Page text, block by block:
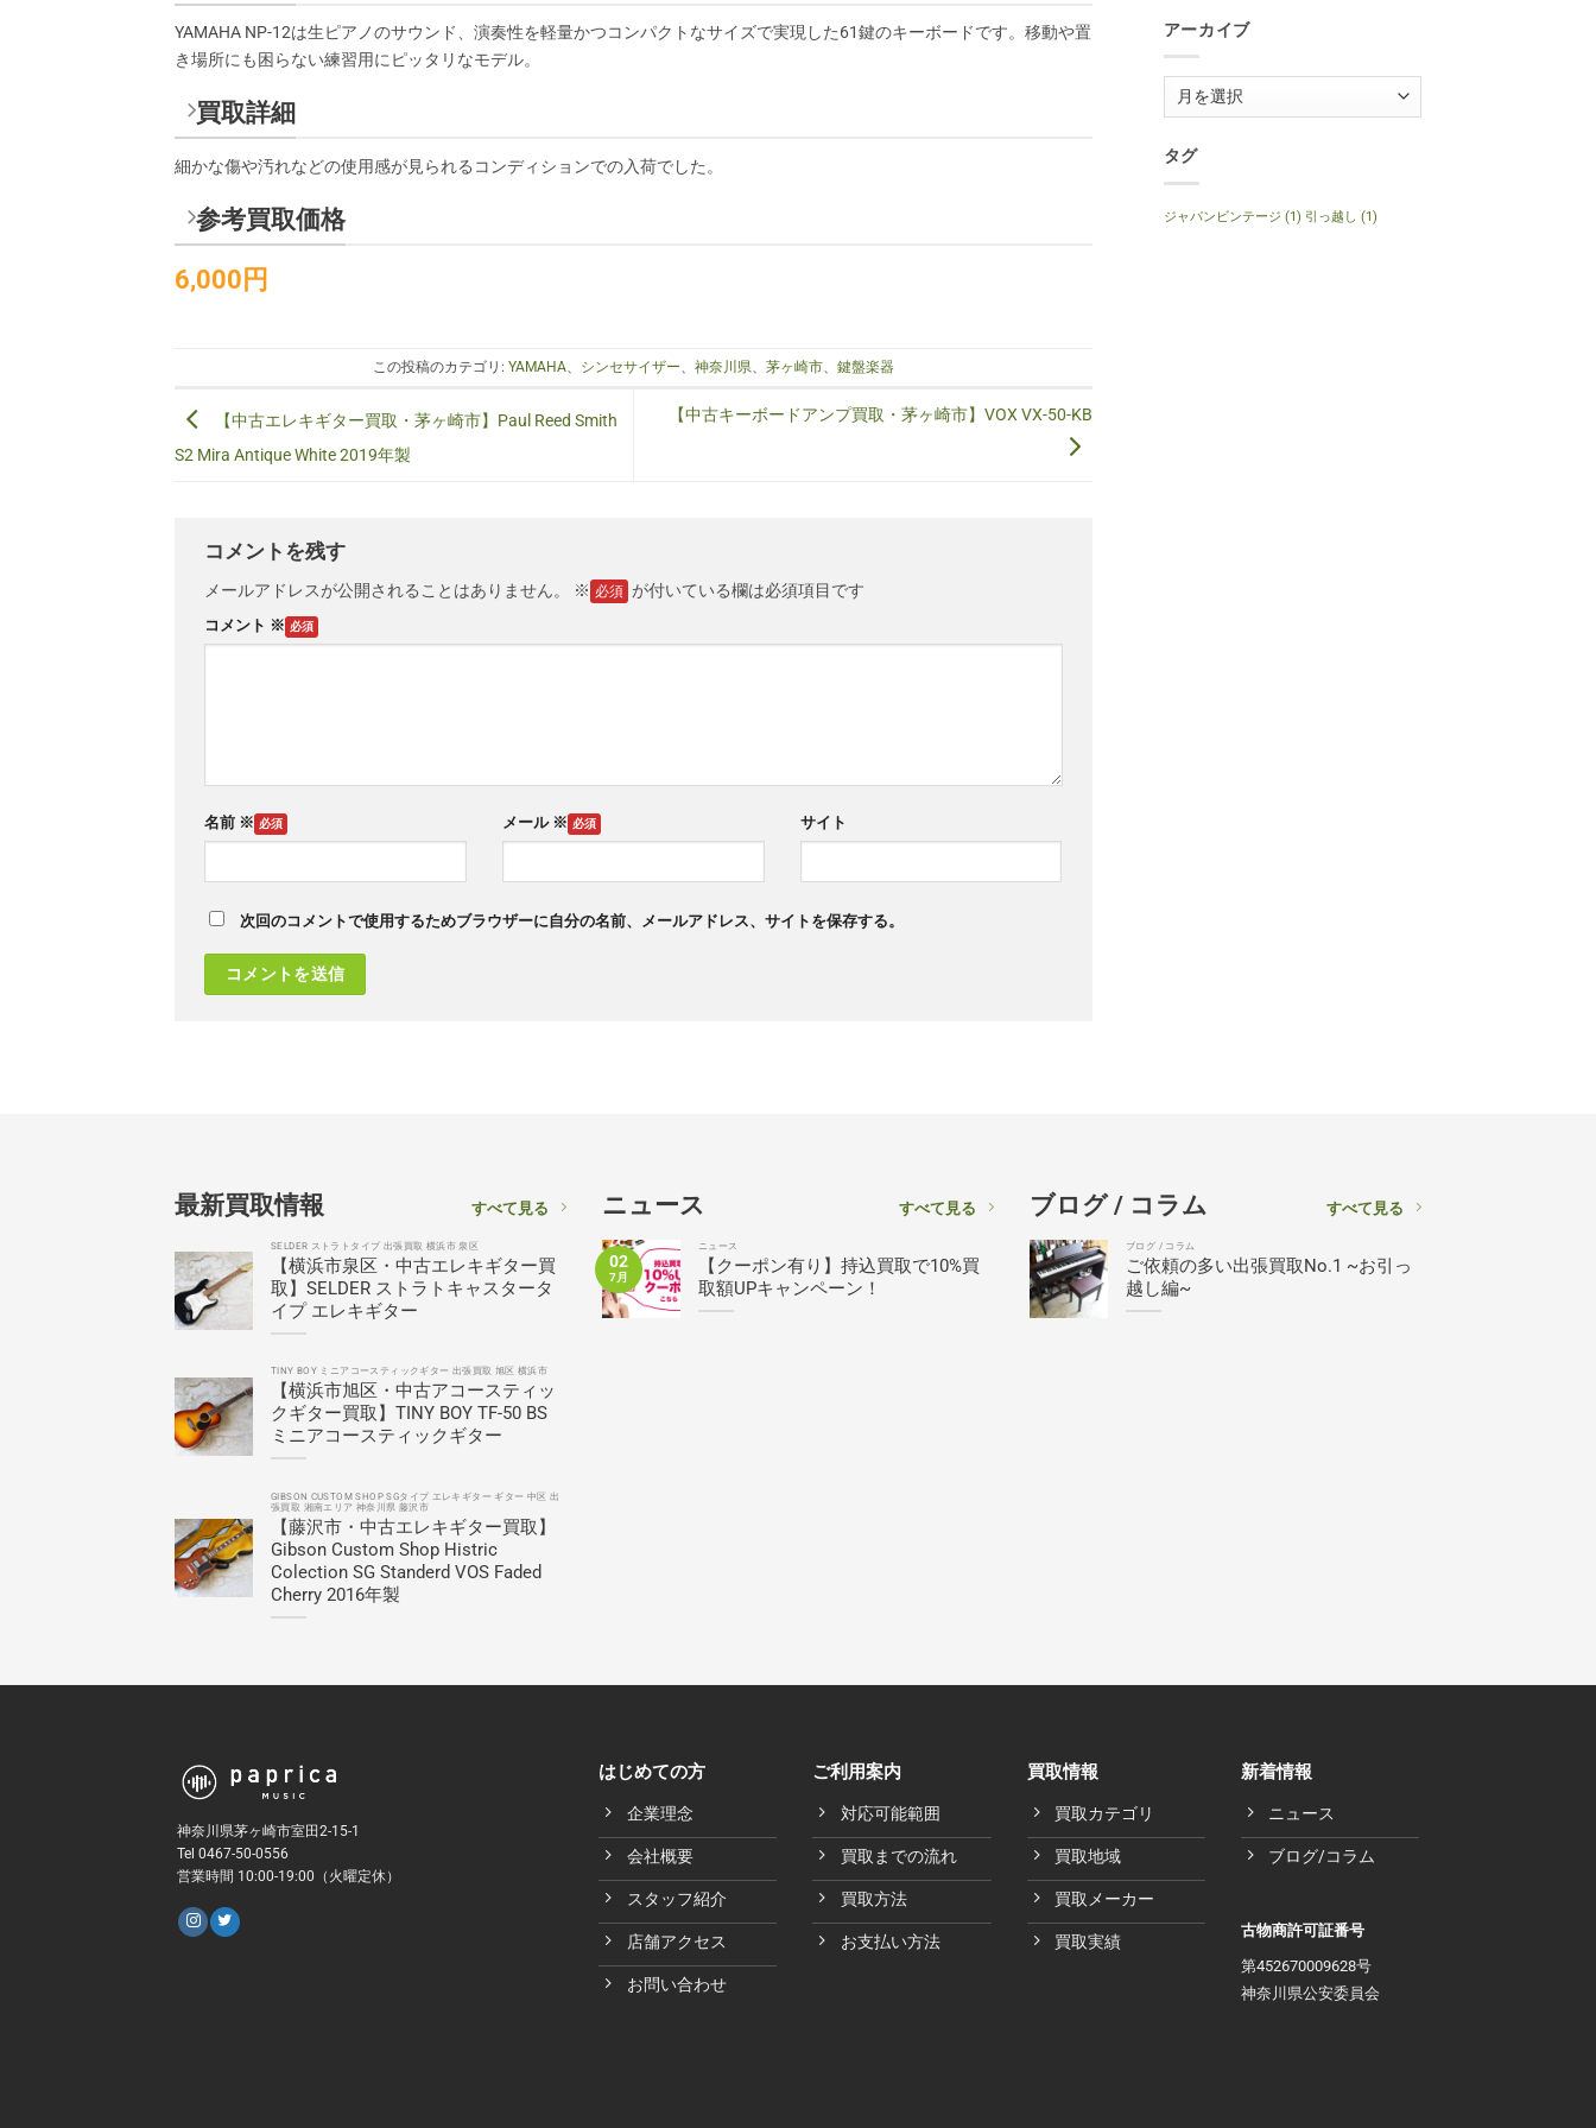
YAMAHA NP-12は生ピアノのサウンド、演奏性を軽量かつコンパクトなサイズで実現した61鍵のキーボードです。移動や置
き場所にも困らない練習用にピッタリなモデル。
買取詳細
細かな傷や汚れなどの使用感が見られるコンディションでの入荷でした。
参考買取価格
6,000円
この投稿のカテゴリ: YAMAHA、 シンセサイザー 神奈川県 茅ヶ崎市、 鍵盤楽器
【中古エレキギター買取・茅ヶ崎市】Paul Reed Smith
S2 Mira Antique White 2019年製
【中古キーボードアンプ買取・茅ヶ崎市】VOX VX-50-KB
コメントを残す
メールアドレスが公開されることはありません。 ※ が付いている欄は必須項目です
コメント ※
名前 ※ メール ※ サイト
次回のコメントで使用するためブラウザーに自分の名前、メールアドレス、サイトを保存する。
へ
の
製
ラ
ル
へ
アーカイブ
イ
ブ
タグ
ジャパンビンテージ (1) 引っ越し (1)
最新買取情報 すべて見る
SELDER ストラトタイプ 出張買取 横浜市 泉区
【横浜市泉区・中古エレキギター買
取】SELDER ストラトキャスタータ
イプ エレキギター
TINY BOY ミニアコースティックギター 出張買取 旭区 横浜市
【横浜市旭区・中古アコースティッ
クギター買取】TINY BOY TF-50 BS
ミニアコースティックギター
GIBSON CUSTOM SHOP SGタイプ エレキギター ギター 中区 出
張買取 湘南エリア 神奈川県 藤沢市
【藤沢市・中古エレキギター買取】
Gibson Custom Shop Histric
Colection SG Standerd VOS Faded
Cherry 2016年製
ニュース すべて見る
ニュース
【クーポン有り】持込買取で10%買
取額UPキャンペーン！
02
7月
ブログ / コラム すべて見る
ブログ / コラム
ご依頼の多い出張買取No.1 ~お引っ
越し編~
神奈川県茅ヶ崎市室田2-15-1
Tel 0467-50-0556
営業時間 10:00-19:00（火曜定休）
はじめての方
企業理念
会社概要
スタッフ紹介
店舗アクセス
お問い合わせ
ご利用案内
対応可能範囲
買取までの流れ
買取方法
お支払い方法
買取情報
買取カテゴリ
買取地域
買取メーカー
買取実績
新着情報
ニュース
ブログ/コラム
古物商許可証番号
第452670009628号
神奈川県公安委員会